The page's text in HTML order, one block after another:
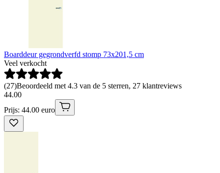
Boarddeur gegrondverfd stomp 73x201,5 cm
Veel verkocht
(27)Beoordeeld met 4.3 van de 5 sterren, 27 klantreviews
44.00
Prijs: 44.00 euro